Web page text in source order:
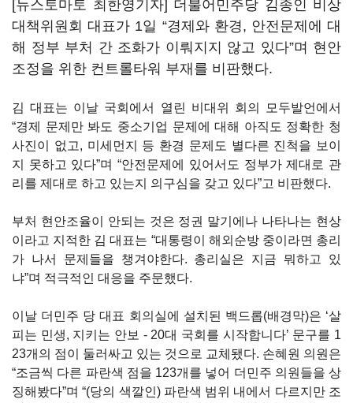
[뉴스토마토 최한영기자] 더불어민주당 김종인 비상
대책위원회 대표가 1일 “경제와 환경, 안전문제에 대
해 정부 부처 간 조화가 이뤄지지 않고 있다”며 현안
조정을 위한 컨트롤타워 부재를 비판했다.
김 대표는 이날 국회에서 열린 비대위 회의 모두발언에서
“경제 문제만 봐도 중소기업 문제에 대해 아직도 정확한 청
사진이 없고, 미세먼지 등 환경 문제도 별다른 진척을 보이
지 못하고 있다”며 “안전문제에 있어서도 정부가 제대로 관
리를 제대로 하고 있는지 의구심을 갖고 있다”고 비판했다.
부처 현안조율이 안되는 것은 정권 말기에나 나타나는 현상
이라고 지적한 김 대표는 “대통령이 해외순방 중이라면 총리
가 나서 문제들을 챙겨야한다. 총리실은 지금 뭐하고 있
냐”며 적극적인 대응을 주문했다.
이날 더민주 당 대표 회의실에 설치된 백드롭(배경막)은 ‘살
피는 민생, 지키는 안보 - 20대 국회를 시작합니다’ 문구를 1
23개의 점이 둘러싸고 있는 것으로 교체됐다. 손혜원 의원은
“조금씩 다른 파란색 점을 123개를 넣어 더민주 의원들을 상
징해봤다”며 “(당의 색깔인) 파란색 범위 내에서 다르지만 조